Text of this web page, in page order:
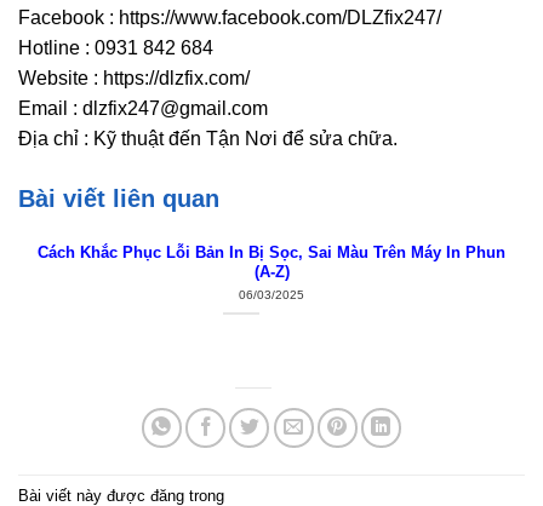
Facebook : https://www.facebook.com/DLZfix247/
Hotline : 0931 842 684
Website : https://dlzfix.com/
Email : dlzfix247@gmail.com
Địa chỉ : Kỹ thuật đến Tận Nơi để sửa chữa.
Bài viết liên quan
Cách Khắc Phục Lỗi Bản In Bị Sọc, Sai Màu Trên Máy In Phun
(A-Z)
06/03/2025
Bài viết này được đăng trong